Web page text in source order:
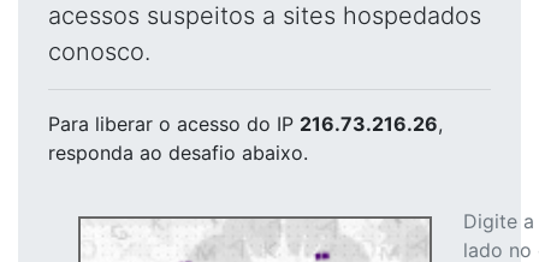
acessos suspeitos a sites hospedados
conosco.
Para liberar o acesso do IP 216.73.216.26,
responda ao desafio abaixo.
Digite
lado no